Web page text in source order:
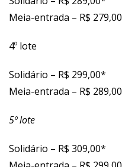
Meia-entrada – R$ 279,00
4º lote
Solidário – R$ 299,00*
Meia-entrada – R$ 289,00
5º lote
Solidário – R$ 309,00*